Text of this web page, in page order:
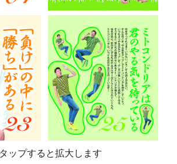
ップすると拡大します